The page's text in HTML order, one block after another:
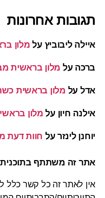
תגובות אחרונות
איילה ליבוביץ על מלון
ברכה על מלון בראשית
אדל על מלון בראשית
אילנה חיון על מלון
יוחנן לינזר על חוות דעת
אתר זה משתתף
אין לאתר זה כל קשר כלל